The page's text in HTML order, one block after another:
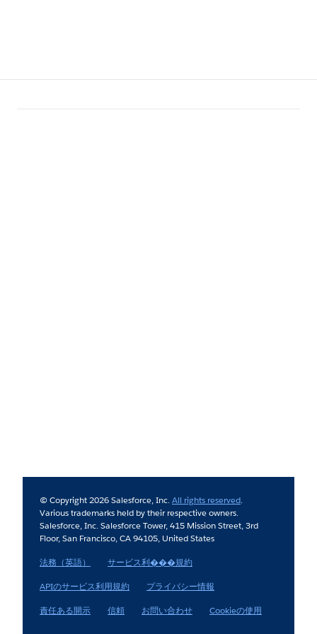
© Copyright 2026 Salesforce, Inc.All rights reserved.
Various trademarks held by their respective owners.
Salesforce, Inc. Salesforce Tower, 415 Mission Street, 3rd
Floor, San Francisco, CA 94105, United States
法務（英語）
サービス利���規約
APIのサービス利用規約
プライバシー情報
責任ある開示
信頼 お問い合わせ Cookieの使用